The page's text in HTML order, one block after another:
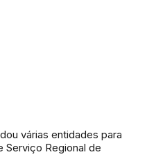
várias entidades para
Serviço Regional de